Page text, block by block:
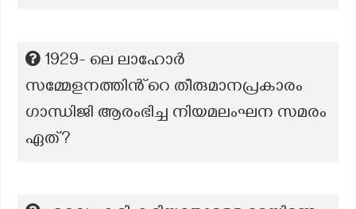
1929- ലെ ലാഹോർ
സമ്മേളനത്തിൻ്റെ തീരുമാനപ്രകാരം
ഗാന്ധിജി ആരംഭിച്ച നിയമലംഘന സമരം
ഏത്?